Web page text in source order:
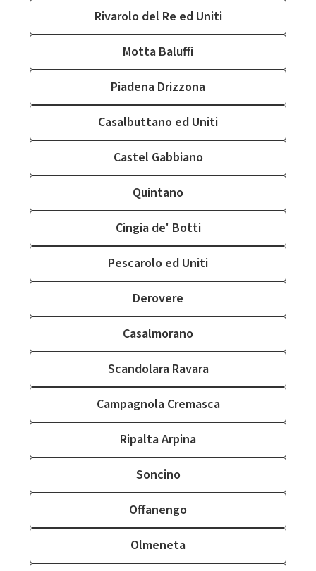
Rivarolo del Re ed Uniti
Motta Baluffi
Piadena Drizzona
Casalbuttano ed Uniti
Castel Gabbiano
Quintano
Cingia de' Botti
Pescarolo ed Uniti
Derovere
Casalmorano
Scandolara Ravara
Campagnola Cremasca
Ripalta Arpina
Soncino
Offanengo
Olmeneta